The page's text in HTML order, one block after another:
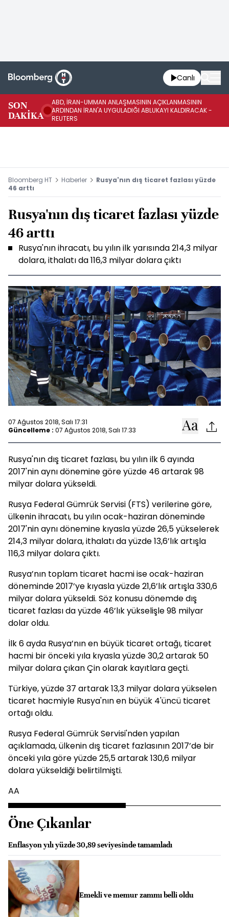
Canlı
SON
DAKİKA
ABD, İRAN-UMMAN ANLAŞMASININ AÇIKLANMASININ
ARDINDAN İRAN'A UYGULADIĞI ABLUKAYI KALDIRACAK -
REUTERS
Bloomberg HT Haberler
Rusya'nın dış ticaret fazlası yüzde
46 arttı
Rusya'nın dış ticaret fazlası yüzde
46 arttı
Rusya'nın ihracatı, bu yılın ilk yarısında 214,3 milyar
dolara, ithalatı da 116,3 milyar dolara çıktı
07 Ağustos 2018, Salı 17:31
Güncelleme : 07 Ağustos 2018, Salı 17:33
Rusya'nın dış ticaret fazlası, bu yılın ilk 6 ayında
2017'nin aynı dönemine göre yüzde 46 artarak 98
milyar dolara yükseldi.
Rusya Federal Gümrük Servisi (FTS) verilerine göre,
ülkenin ihracatı, bu yılın ocak-haziran döneminde
2017'nin aynı dönemine kıyasla yüzde 26,5 yükselerek
214,3 milyar dolara, ithalatı da yüzde 13,6’lık artışla
116,3 milyar dolara çıktı.
Rusya’nın toplam ticaret hacmi ise ocak-haziran
döneminde 2017’ye kıyasla yüzde 21,6’lık artışla 330,6
milyar dolara yükseldi. Söz konusu dönemde dış
ticaret fazlası da yüzde 46’lık yükselişle 98 milyar
dolar oldu.
İlk 6 ayda Rusya’nın en büyük ticaret ortağı, ticaret
hacmi bir önceki yıla kıyasla yüzde 30,2 artarak 50
milyar dolara çıkan Çin olarak kayıtlara geçti.
Türkiye, yüzde 37 artarak 13,3 milyar dolara yükselen
ticaret hacmiyle Rusya'nın en büyük 4'üncü ticaret
ortağı oldu.
Rusya Federal Gümrük Servisi'nden yapılan
açıklamada, ülkenin dış ticaret fazlasının 2017’de bir
önceki yıla göre yüzde 25,5 artarak 130,6 milyar
dolara yükseldiği belirtilmişti.
AA
Öne Çıkanlar
Enflasyon yılı yüzde 30,89 seviyesinde tamamladı
Emekli ve memur zammı belli oldu